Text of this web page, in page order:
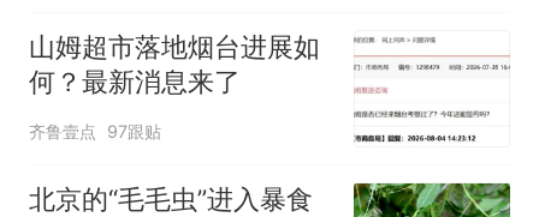
山姆超市落地烟台进展如
何？最新消息来了
齐鲁壹点 97跟贴
北京的“毛毛虫”进入暴食